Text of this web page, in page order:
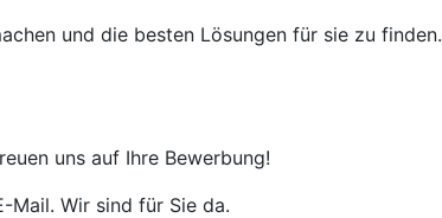
und die besten Lösungen für sie zu finden.
uns auf Ihre Bewerbung!
Mail. Wir sind für Sie da.